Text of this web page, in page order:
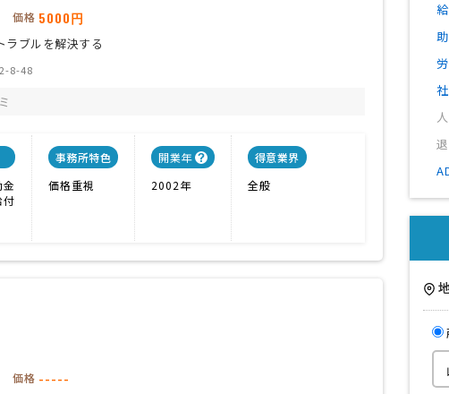
価格 5000円
ラブルを解決する
8-48
付
事務所特色
価格重視
開業年
2002年
得意業界
全般
価格 -----